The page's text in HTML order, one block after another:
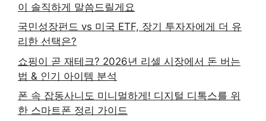
이 솔직하게 말씀드릴게요
국민성장펀드 vs 미국 ETF, 장기 투자자에게 더 유
리한 선택은?
쇼핑이 곧 재테크? 2026년 리셀 시장에서 돈 버는
법 & 인기 아이템 분석
폰 속 잡동사니도 미니멀하게! 디지털 디톡스를 위
한 스마트폰 정리 가이드